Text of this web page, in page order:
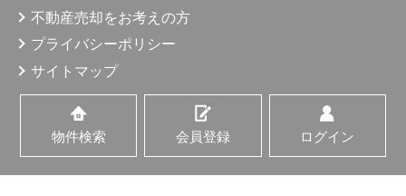
不動産売却をお考えの方
プライバシーポリシー
サイトマップ
物件検索 会員登録 ログイン